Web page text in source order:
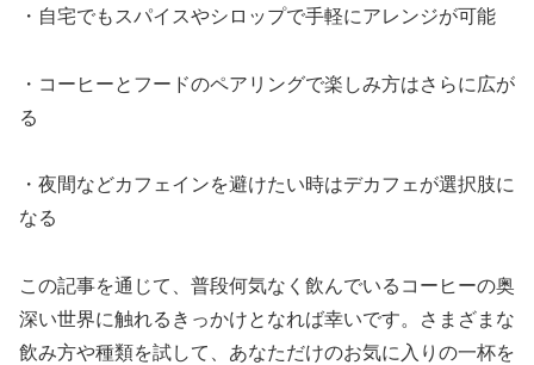
・自宅でもスパイスやシロップで手軽にアレンジが可能
・コーヒーとフードのペアリングで楽しみ方はさらに広が
る
・夜間などカフェインを避けたい時はデカフェが選択肢に
なる
この記事を通じて、普段何気なく飲んでいるコーヒーの奥
深い世界に触れるきっかけとなれば幸いです。さまざまな
飲み方や種類を試して、あなただけのお気に入りの一杯を